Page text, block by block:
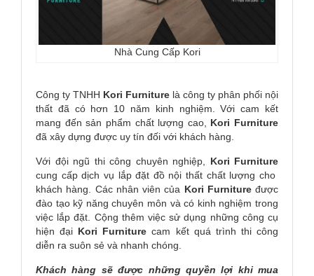
Nhà Cung Cấp Kori
Công ty TNHH Kori Furniture là công ty phân phối nội
thất đã có hơn 10 năm kinh nghiệm. Với cam kết
mang đến sản phẩm chất lượng cao, Kori Furniture
đã xây dựng được uy tín đối với khách hàng.
Với đội ngũ thi công chuyên nghiệp, Kori Furniture
cung cấp dịch vụ lắp đặt đồ nội thất chất lượng cho
khách hàng. Các nhân viên của Kori Furnituređược
đào tạo kỹ năng chuyên môn và có kinh nghiệm trong
việc lắp đặt. Cộng thêm việc sử dụng những công cụ
hiện đại Kori Furniturecam kết quá trình thi công
diễn ra suôn sẻ và nhanh chóng.
Khách hàng sẽ được những quyền lợi khi mua